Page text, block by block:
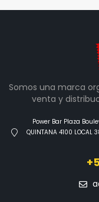
Somos una marca
venta y
Power Bar Plaza
QUINTANA 4100 LOCAL